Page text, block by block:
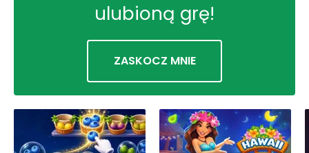
ulubioną grę!
ZASKOCZ MNIE